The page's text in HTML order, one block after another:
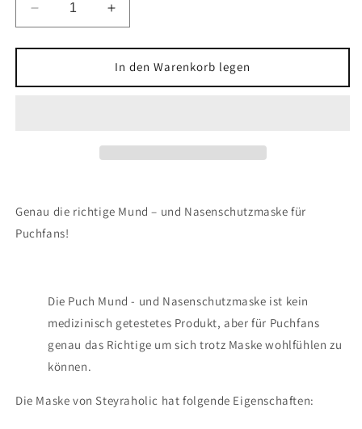
Verringere
die
Menge
Puch
Erhöhe
die
Menge
für
Puch
In den Warenkorb legen
Genau die richtige Mund – und Nasenschutzmaske für
Puchfans!
Die Puch Mund - und Nasenschutzmaske ist kein
medizinisch getestetes Produkt, aber für Puchfans
genau das Richtige um sich trotz Maske wohlfühlen zu
können.
Die Maske von Steyraholic hat folgende Eigenschaften: